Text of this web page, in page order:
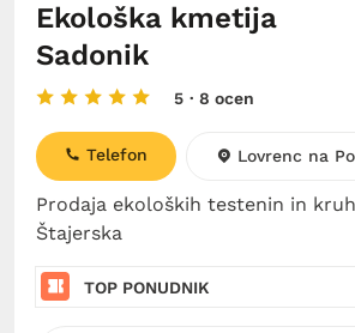
Ekološka kmetija
Sadonik
5 · 8 ocen
Prodaja ekoloških testenin in
Štajerska
Telefon Lovrenc na
TOP PONUDNIK